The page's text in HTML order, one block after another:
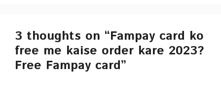
3 thoughts on “Fampay card ko
free me kaise order kare 2023?
Free Fampay card”